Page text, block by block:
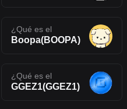
¿Qué es el
Boopa(BOOPA)
¿Qué es el
GGEZ1(GGEZ1)